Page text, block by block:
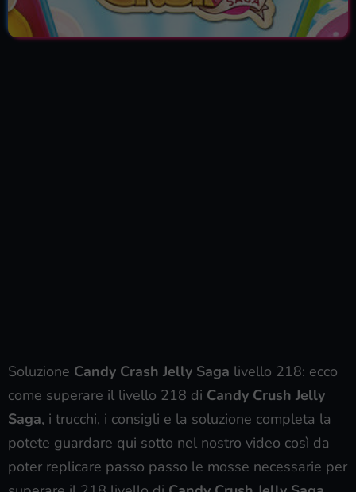
Soluzione Candy Crash Jelly Saga livello 218: ecco
come superare il livello 218 di Candy Crush Jelly
Saga, i trucchi, i consigli e la soluzione completa la
potete guardare qui sotto nel nostro video così da
poter replicare passo passo le mosse necessarie per